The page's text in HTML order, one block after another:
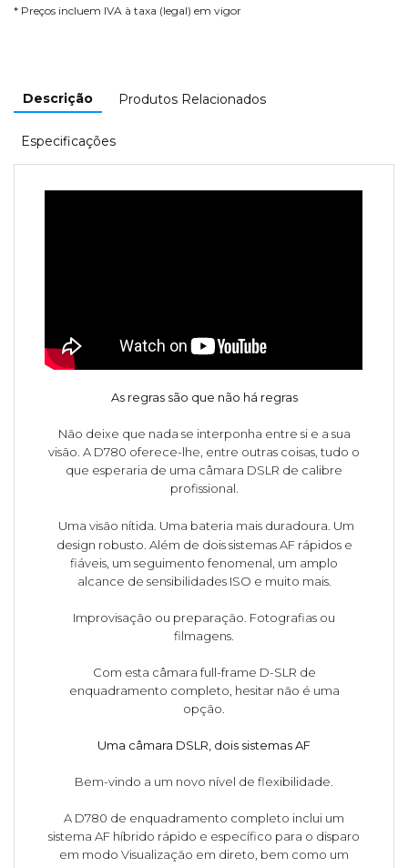
* Preços incluem IVA à taxa (legal) em vigor
Descrição Produtos Relacionados
Especificações
As regras são que não há regras
Não deixe que nada se interponha entre si e a sua
visão. A D780 oferece-lhe, entre outras coisas, tudo o
que esperaria de uma câmara DSLR de calibre
profissional.
Uma visão nítida. Uma bateria mais duradoura. Um
design robusto. Além de dois sistemas AF rápidos e
fiáveis, um seguimento fenomenal, um amplo
alcance de sensibilidades ISO e muito mais.
Improvisação ou preparação. Fotografias ou
filmagens.
Com esta câmara full-frame D-SLR de
enquadramento completo, hesitar não é uma
opção.
Uma câmara DSLR, dois sistemas AF
Bem-vindo a um novo nível de flexibilidade.
A D780 de enquadramento completo inclui um
sistema AF híbrido rápido e específico para o disparo
em modo Visualização em direto, bem como um